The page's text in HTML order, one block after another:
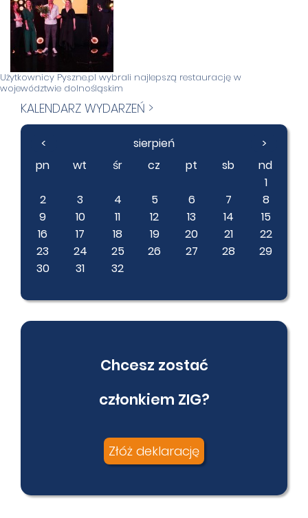
Użytkownicy Pyszne.pl wybrali najlepszą restaurację w
województwie dolnośląskim
KALENDARZ WYDARZEŃ >
< sierpień
>
pn
wt śr cz pt sb
nd
1
2
3 4 5 6 7
8
9
10 11 12 13 14
15
16
17 18 19 20 21
22
23
24 25 26 27 28
29
30
31 32
Chcesz zostać
członkiem ZIG?
Złóż deklarację